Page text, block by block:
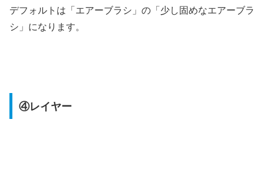
デフォルトは「エアーブラシ」の「少し固めなエアーブラ
シ」になります。
④レイヤー